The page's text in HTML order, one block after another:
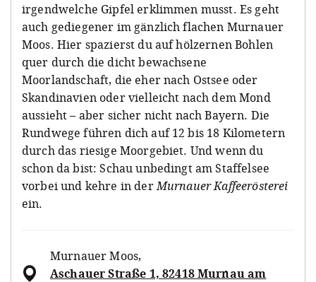
irgendwelche Gipfel erklimmen musst. Es geht
auch gediegener im gänzlich flachen Murnauer
Moos. Hier spazierst du auf hölzernen Bohlen
quer durch die dicht bewachsene
Moorlandschaft, die eher nach Ostsee oder
Skandinavien oder vielleicht nach dem Mond
aussieht – aber sicher nicht nach Bayern. Die
Rundwege führen dich auf 12 bis 18 Kilometern
durch das riesige Moorgebiet. Und wenn du
schon da bist: Schau unbedingt am Staffelsee
vorbei und kehre in derMurnauer Kaffeerösterei
ein.
Murnauer Moos,
Aschauer Straße 1, 82418 Murnau am